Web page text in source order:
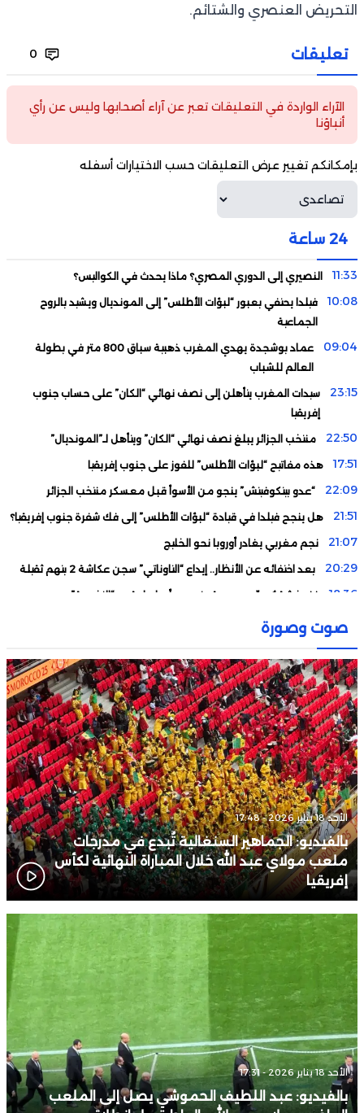
التحريض العنصري والشتائم.
تعليقات 0
الآراء الواردة في التعليقات تعبر عن آراء أصحابها وليس عن رأي
أنباؤنا
بإمكانكم تغيير عرض التعليقات حسب الاختيارات أسفله
24 ساعة
11:33 النصيري إلى الدوري المصري؟ ماذا يحدث في الكواليس؟
10:08
فيلدا يحتفي بعبور “لبؤات الأطلس” إلى المونديال ويشيد بالروح
الجماعية
09:04
عماد بوشجدة يهدي المغرب ذهبية سباق 800 متر في بطولة
العالم للشباب
23:15
سيدات المغرب يتأهلن إلى نصف نهائي “الكان” على حساب جنوب
إفريقيا
22:50 منتخب الجزائر يبلغ نصف نهائي “الكان” ويتأهل لـ”المونديال”
17:51 هذه مفاتيح “لبؤات الأطلس” للفوز على جنوب إفريقيا
22:09 “عدو بيتكوفيتش” ينجو من الأسوأ قبل معسكر منتخب الجزائر
21:51 هل ينجح فيلدا في قيادة “لبؤات الأطلس” إلى فك شفرة جنوب إفريقيا؟
21:07 نجم مغربي يغادر أوروبا نحو الخليج
20:29 بعد اختفائه عن الأنظار.. إيداع “التاوناتي” سجن عكاشة 2 بتهم ثقيلة
18:36 فنربخشة يُصعّب مهمة بيتيس.. وأمرابط يقدم “التضحية”
رودري يفتح الباب أمام انتقال بوعدي إلى مانشستر سيتي
16:41
تنظيف و صيانة شبكة التطهير السائل استعدادا لموسم التساقطات
المطرية
16:28 البرتغال تحسم موقفها من الشراكة مع المغرب في “مونديال 2030”
صوت وصورة
الأحد 18 يناير 2026 - 17:48
بالفيديو: الجماهير السنغالية تُبدع في مدرجات
ملعب مولاي عبد الله خلال المباراة النهائية لكأس
إفريقيا
الأحد 18 يناير 2026 - 17:31
بالفيديو: عبد اللطيف الحموشي يصل إلى الملعب